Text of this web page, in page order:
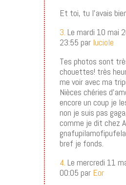
Et toi, tu l’avais
3. Le mardi 10 mai
23:55 par luciole
Tes photos sont
chouettes! très
me voir avec ma
Nièces chéries
encore un coup je
non je suis pas
comme je dit chez
bref je fonds.
4. Le mercredi 11
00:05 par Eor